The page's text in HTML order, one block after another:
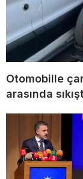
Otomobille
arasında